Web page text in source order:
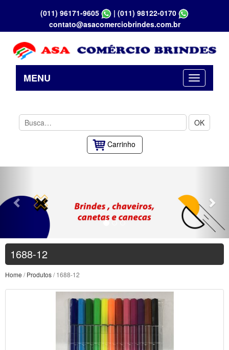
(011) 96171-9605 | (011) 98122-0170
contato@asacomerciobrindes.com.br
MENU
OK
Carrinho
1688-12
Home /Produtos/ 1688-12